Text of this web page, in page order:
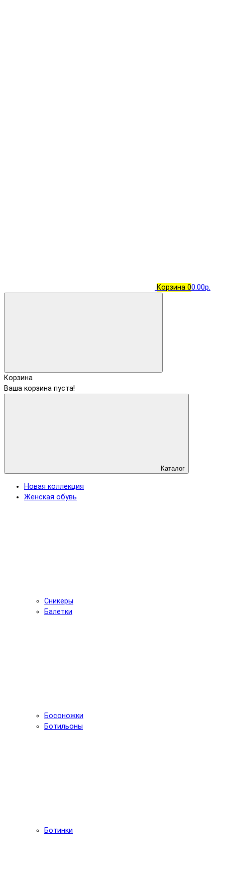
Корзина 00.00р.
Корзина
Ваша корзина пуста!
Каталог
Новая коллекция
Женская обувь
Сникеры
Балетки
Босоножки
Ботильоны
Ботинки